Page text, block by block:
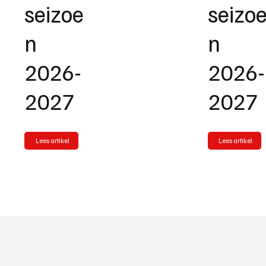
seizoe
n
2026-
2027
Lees artikel
seizoe
n
2026-
2027
Lees artikel